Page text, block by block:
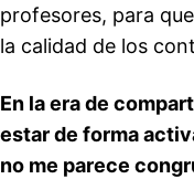
profesores, para
la calidad de los
En la era de
estar de forma
no me parece